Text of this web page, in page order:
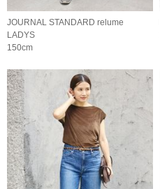
JOURNAL STANDARD relume
LADYS
150cm